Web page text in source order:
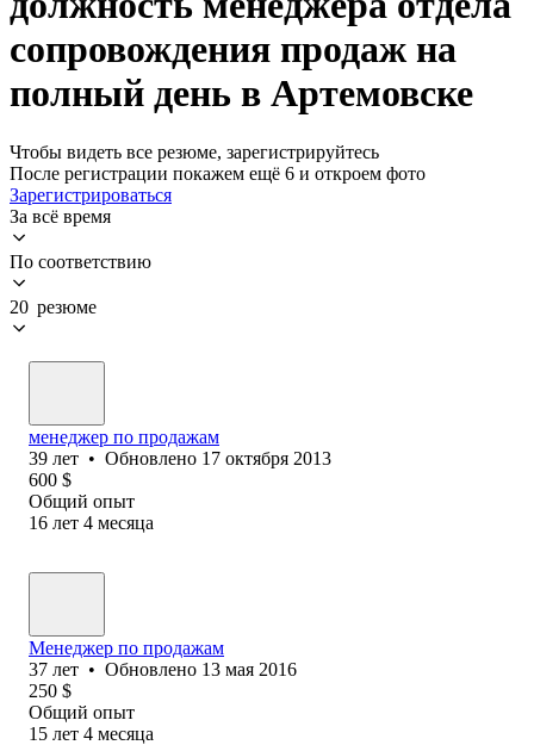
сопровождения продаж на
полный день в Артемовске
Чтобы видеть все резюме, зарегистрируйтесь
После регистрации покажем ещё 6 и откроем фото
Зарегистрироваться
За всё время
По соответствию
20 резюме
менеджер по продажам
39 лет • Обновлено 17 октября 2013
600 $
Общий опыт
16 лет 4 месяца
Менеджер по продажам
37 лет • Обновлено 13 мая 2016
250 $
Общий опыт
15 лет 4 месяца